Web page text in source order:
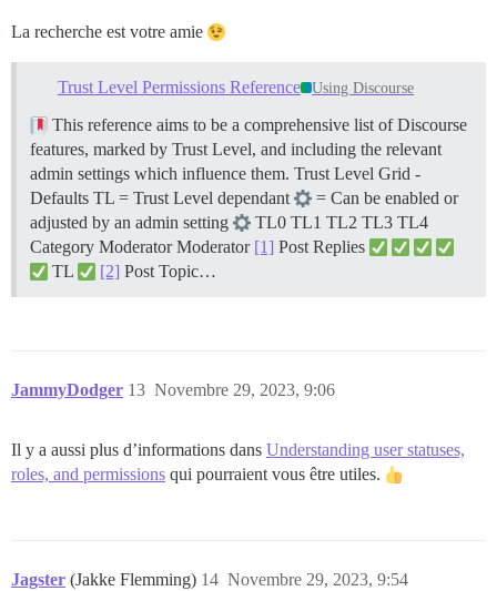
La recherche est votre amie
Trust Level Permissions Reference Using Discourse
This reference aims to be a comprehensive list of Discourse
features, marked by Trust Level, and including the relevant
admin settings which influence them. Trust Level Grid -
Defaults TL = Trust Level dependant
= Can be enabled or
adjusted by an admin setting
TL0 TL1 TL2 TL3 TL4
Category Moderator Moderator [1] Post Replies
TL
[2] Post Topic…
JammyDodger Novembre 29, 2023, 9:06
13
Il y a aussi plus d’informations dans Understanding user statuses,
roles, and permissions qui pourraient vous être utiles.
Jagster (Jakke Flemming) Novembre 29, 2023, 9:54
14